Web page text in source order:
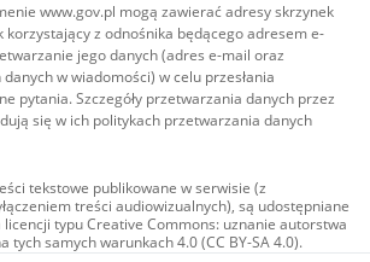
www.gov.pl mogą zawierać adresy skrzynek
korzystający z odnośnika będącego adresem e-
jego danych (adres e-mail oraz
w wiadomości) w celu przesłania
pytania. Szczegóły przetwarzania danych przez
się w ich politykach przetwarzania danych
tekstowe publikowane w serwisie (z
treści audiowizualnych), są udostępniane
licencji typu Creative Commons: uznanie autorstwa
tych samych warunkach 4.0 (CC BY-SA 4.0).